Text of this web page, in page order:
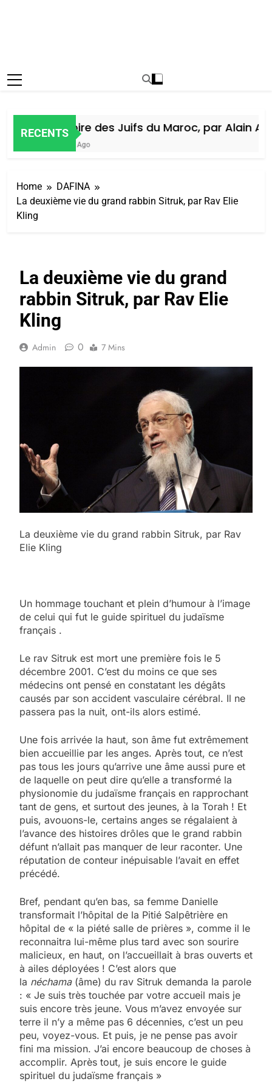
RECENTS
Histoire des Juifs du Maroc, par Alain
7 Jours Ago
Home
DAFINA
La deuxième vie du grand rabbin Sitruk, par Rav Elie
Kling
La deuxième vie du grand
rabbin Sitruk, par Rav Elie
Kling
Admin 0 7 Mins
La deuxième vie du grand rabbin Sitruk, par Rav
Elie Kling
Un hommage touchant et plein d’humour à l’image
de celui qui fut le guide spirituel du judaïsme
français .
Le rav Sitruk est mort une première fois le 5
décembre 2001. C’est du moins ce que ses
médecins ont pensé en constatant les dégâts
causés par son accident vasculaire cérébral. Il ne
passera pas la nuit, ont-ils alors estimé.
Une fois arrivée la haut, son âme fut extrêmement
bien accueillie par les anges. Après tout, ce n’est
pas tous les jours qu’arrive une âme aussi pure et
de laquelle on peut dire qu’elle a transformé la
physionomie du judaïsme français en rapprochant
tant de gens, et surtout des jeunes, à la Torah ! Et
puis, avouons-le, certains anges se régalaient à
l’avance des histoires drôles que le grand rabbin
défunt n’allait pas manquer de leur raconter. Une
réputation de conteur inépuisable l’avait en effet
précédé.
Bref, pendant qu’en bas, sa femme Danielle
transformait l’hôpital de la Pitié Salpêtrière en
hôpital de « la piété salle de prières », comme il le
reconnaitra lui-même plus tard avec son sourire
malicieux, en haut, on l’accueillait à bras ouverts et
à ailes déployées ! C’est alors que
la néchama (âme) du rav Sitruk demanda la parole
: « Je suis très touchée par votre accueil mais je
suis encore très jeune. Vous m’avez envoyée sur
terre il n’y a même pas 6 décennies, c’est un peu
peu, voyez-vous. Et puis, je ne pense pas avoir
fini ma mission. J’ai encore beaucoup de choses à
accomplir. Après tout, je suis encore le guide
spirituel du judaïsme français »